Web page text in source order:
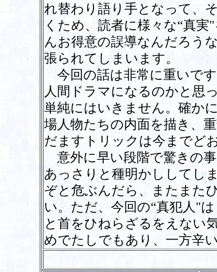
れ替わり語り手となって、
くため、読者に様々な“真
んお得意の誤導なんだろう
張られてしまいます。
今回の話は非常に重いで
人間ドラマになるのかと思
単純にはいきません。確か
場人物たちの内面を描き、
だますトリックは今までど
意外に早い段階で驚きの
あっさりと種明かししてし
ぞと危ぶんだら、またまた
い。ただ、今回の“真犯人"
と首をひねらざるをえない
めでたしでもあり、一方辛